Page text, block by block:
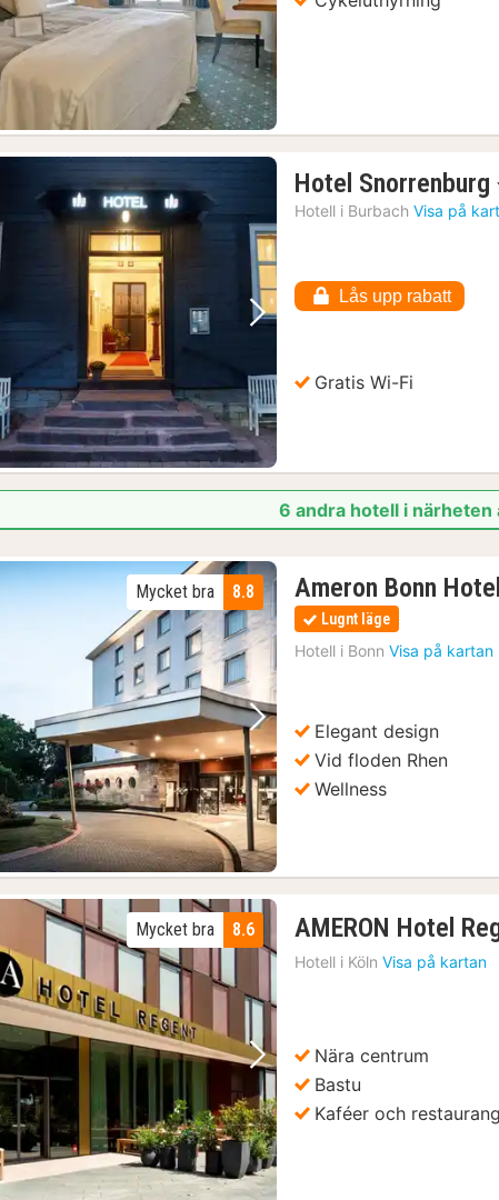
Föregående bild Nästa bild
Hotel Snorrenburg
Hotell i Burbach Visa på
Lås upp rabatt
Gratis Wi-Fi
6 andra hotell i närheten
Föregående bild Nästa bild
8.8
Mycket bra Ameron Bonn
Lugnt läge
Hotell i Bonn Visa på kartan
Elegant design
Vid floden Rhen
Wellness
Föregående bild Nästa bild
8.6
Mycket bra AMERON Hotel
Hotell i Köln Visa på kartan
Nära centrum
Bastu
Kaféer och